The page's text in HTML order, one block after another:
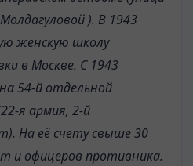
). В 1943
женскую школу
в Москве. С 1943
54-й отдельной
я армия, 2-й
На её счету свыше 30
и офицеров противника.